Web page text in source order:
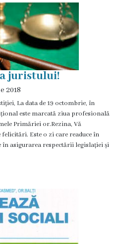
juristului!
2018
La data de 19 octombrie, în
este marcată ziua profesională
Primăriei or.Rezina, Vă
Este o zi care readuce în
asigurarea respectării legislației și